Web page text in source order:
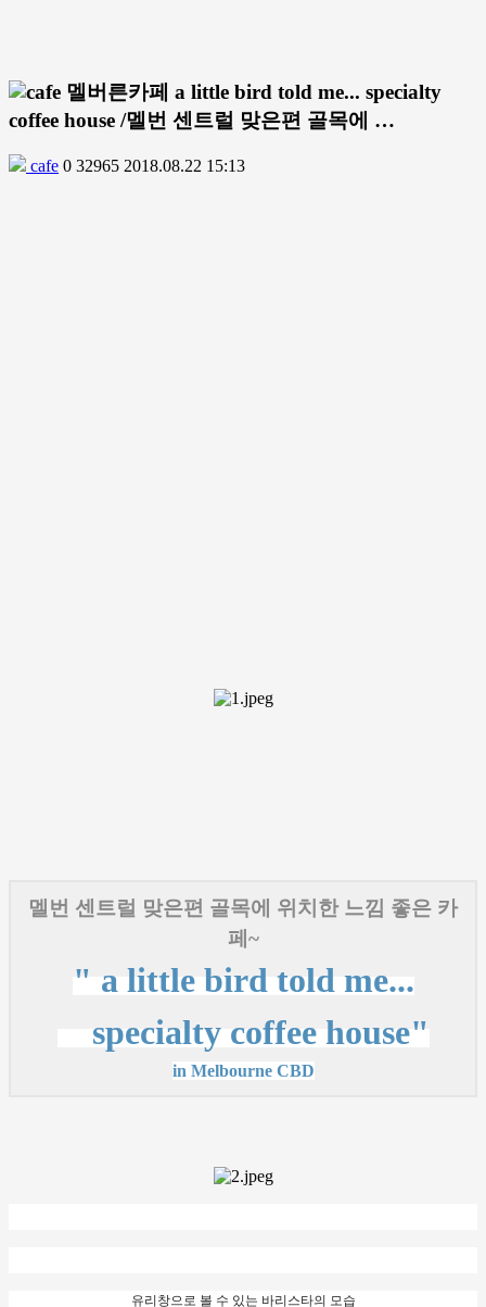
멜버른카페 a little bird told me... specialty
coffee house /멜번 센트럴 맞은편 골목에 …
cafe 0 32965 2018.08.22 15:13
멜번 센트럴 맞은편 골목에 위치한 느낌 좋은 카
페~
" a little bird told me...
specialty coffee house"
in Melbourne CBD
유리창으로 볼 수 있는 바리스타의 모습